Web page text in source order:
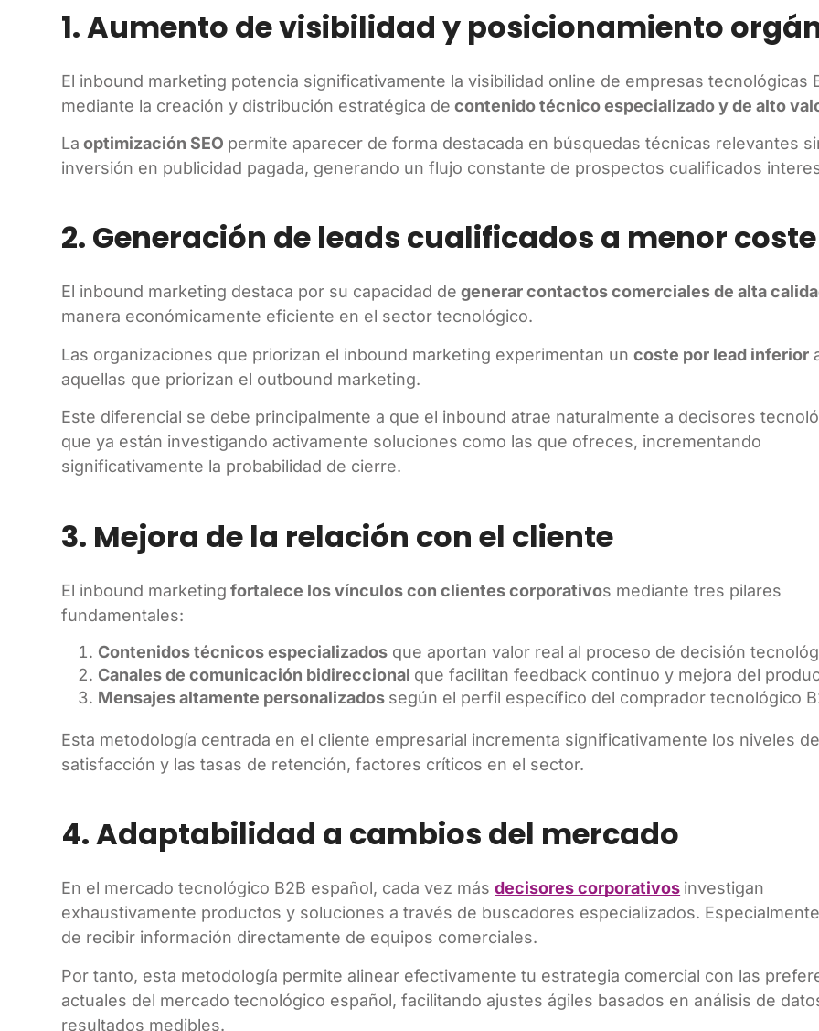
1. Aumento de visibilidad y posicionamiento
El inbound marketing potencia significativamente la visibilidad online de empresas tecnológicas
mediante la creación y distribución estratégica de contenido técnico especializado y de alto
La optimización SEO permite aparecer de forma destacada en búsquedas técnicas relevantes
inversión en publicidad pagada, generando un flujo constante de prospectos cualificados
2. Generación de leads cualificados a menor coste
El inbound marketing destaca por su capacidad de generar contactos comerciales de alta
manera económicamente eficiente en el sector tecnológico.
Las organizaciones que priorizan el inbound marketing experimentan uncoste por lead inferior
aquellas que priorizan el outbound marketing.
Este diferencial se debe principalmente a que el inbound atrae naturalmente a decisores
que ya están investigando activamente soluciones como las que ofreces, incrementando
significativamente la probabilidad de cierre.
3. Mejora de la relación con el cliente
El inbound marketing fortalece los vínculos con clientes corporativos mediante tres pilares
fundamentales:
Contenidos técnicos especializados que aportan valor real al proceso de decisión
Canales de comunicación bidireccional que facilitan feedback continuo y mejora del
Mensajes altamente personalizados según el perfil específico del comprador tecnológico
Esta metodología centrada en el cliente empresarial incrementa significativamente los niveles de
satisfacción y las tasas de retención, factores críticos en el sector.
4. Adaptabilidad a cambios del mercado
En el mercado tecnológico B2B español, cada vez másdecisores corporativos investigan
exhaustivamente productos y soluciones a través de buscadores especializados.
de recibir información directamente de equipos comerciales.
Por tanto, esta metodología permite alinear efectivamente tu estrategia comercial con las
actuales del mercado tecnológico español, facilitando ajustes ágiles basados en análisis de
resultados medibles.